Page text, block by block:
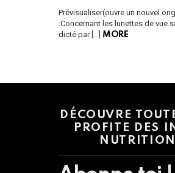
Prévisualiser(ouvre un nouvel
:Concernant les lunettes de vue
dicté par […]
MORE
DÉCOUVRE
PROFITE DES